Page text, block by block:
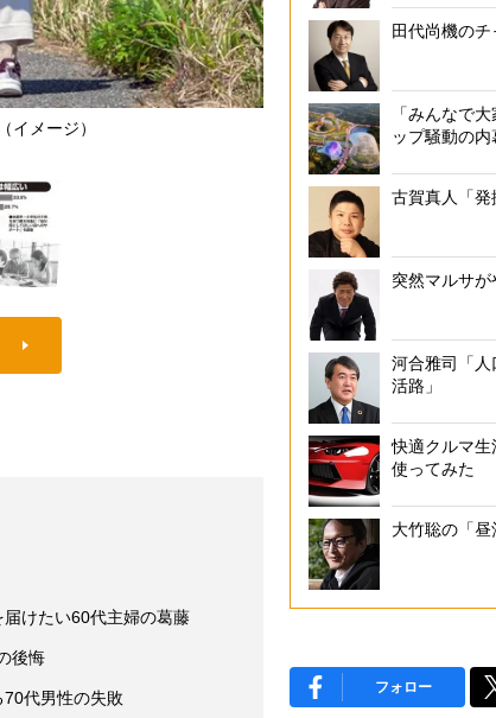
イメージ）
けたい60代主婦の葛藤
後悔
代男性の失敗
田代尚機の
「みんなで
ップ騒動の内
古賀真人「発
突然マルサが
河合雅司「
活路」
快適クルマ生
使ってみた
大竹聡の「昼
フォロー